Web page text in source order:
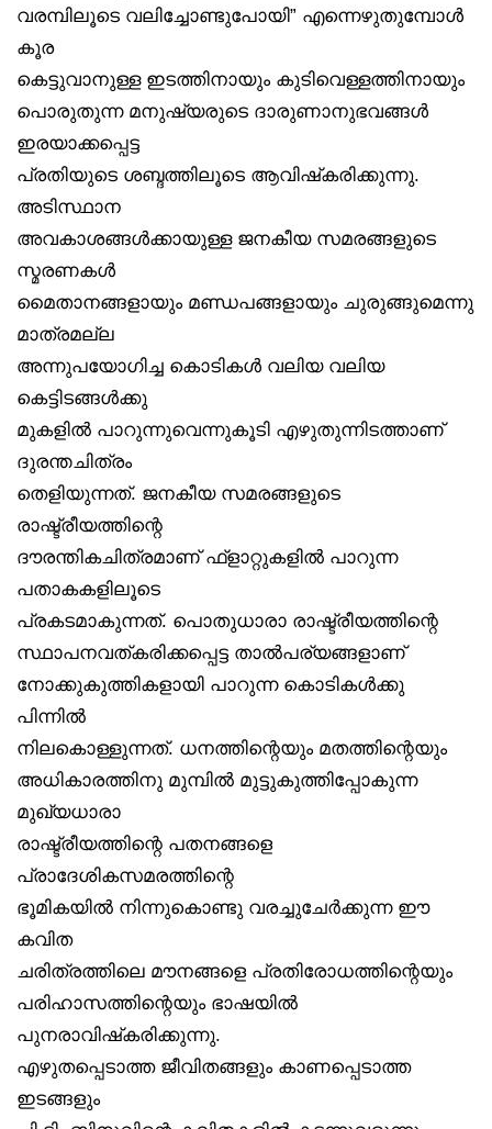
വരമ്പിലൂടെ വലിച്ചോണ്ടുപോയി” എന്നെഴുതുമ്പോൾ
കൂര
കെട്ടുവാനുള്ള ഇടത്തിനായും കുടിവെള്ളത്തിനായും
പൊരുതുന്ന മനുഷ്യരുടെ ദാരുണാനുഭവങ്ങൾ
ഇരയാക്കപ്പെട്ട
പ്രതിയുടെ ശബ്ദത്തിലൂടെ ആവിഷ്‌കരിക്കുന്നു.
അടിസ്ഥാന
അവകാശങ്ങൾക്കായുള്ള ജനകീയ സമരങ്ങളുടെ
സ്മരണകൾ
മൈതാനങ്ങളായും മണ്ഡപങ്ങളായും ചുരുങ്ങുമെന്നു
മാത്രമല്ല
അന്നുപയോഗിച്ച കൊടികൾ വലിയ വലിയ
കെട്ടിടങ്ങൾക്കു
മുകളിൽ പാറുന്നുവെന്നുകൂടി എഴുതുന്നിടത്താണ്
ദുരന്തചിത്രം
തെളിയുന്നത്. ജനകീയ സമരങ്ങളുടെ
രാഷ്ട്രീയത്തിന്റെ
ദൗരന്തികചിത്രമാണ് ഫ്‌ളാറ്റുകളിൽ പാറുന്ന
പതാകകളിലൂടെ
പ്രകടമാകുന്നത്. പൊതുധാരാ രാഷ്ട്രീയത്തിന്റെ
സ്ഥാപനവത്കരിക്കപ്പെട്ട താൽപര്യങ്ങളാണ്
നോക്കുകുത്തികളായി പാറുന്ന കൊടികൾക്കു
പിന്നിൽ
നിലകൊള്ളുന്നത്. ധനത്തിന്റെയും മതത്തിന്റെയും
അധികാരത്തിനു മുമ്പിൽ മുട്ടുകുത്തിപ്പോകുന്ന
മുഖ്യധാരാ
രാഷ്ട്രീയത്തിന്റെ പതനങ്ങളെ
പ്രാദേശികസമരത്തിന്റെ
ഭൂമികയിൽ നിന്നുകൊണ്ടു വരച്ചുചേർക്കുന്ന ഈ
കവിത
ചരിത്രത്തിലെ മൗനങ്ങളെ പ്രതിരോധത്തിന്റെയും
പരിഹാസത്തിന്റെയും ഭാഷയിൽ
പുനരാവിഷ്‌കരിക്കുന്നു.
എഴുതപ്പെടാത്ത ജീവിതങ്ങളും കാണപ്പെടാത്ത
ഇടങ്ങളും